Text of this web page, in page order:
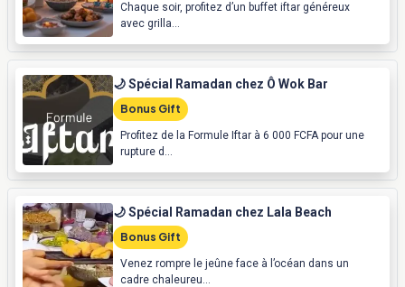
Chaque soir, profitez d’un buffet iftar généreux
avec grilla...
🌙 Spécial Ramadan chez Ô Wok Bar
Bonus Gift
Profitez de la Formule Iftar à 6 000 FCFA pour une
rupture d...
🌙 Spécial Ramadan chez Lala Beach
Bonus Gift
Venez rompre le jeûne face à l’océan dans un
cadre chaleureu...